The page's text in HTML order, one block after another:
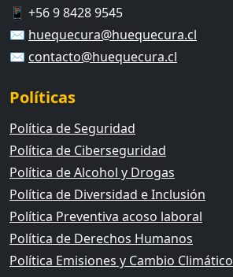
📱 +56 9 8428 9545
✉️ huequecura@huequecura.cl
✉️ contacto@huequecura.cl
Políticas
Política de Seguridad
Política de Ciberseguridad
Política de Alcohol y Drogas
Política de Diversidad e Inclusión
Política Preventiva acoso laboral
Política de Derechos Humanos
Política Emisiones y Cambio Climático